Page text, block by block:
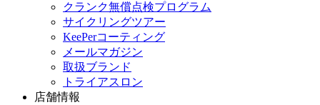
クランク無償点検プログラム
サイクリングツアー
KeePerコーティング
メールマガジン
取扱ブランド
トライアスロン
店舗情報